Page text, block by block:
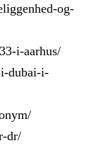
og-
i-aarhus/
dubai-i-
dr/